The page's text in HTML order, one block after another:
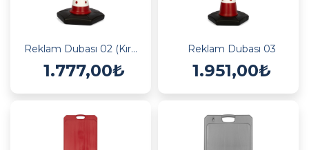
Reklam Dubası 02 (Kırmızı)
1.777,00₺
Reklam Dubası 03
1.951,00₺